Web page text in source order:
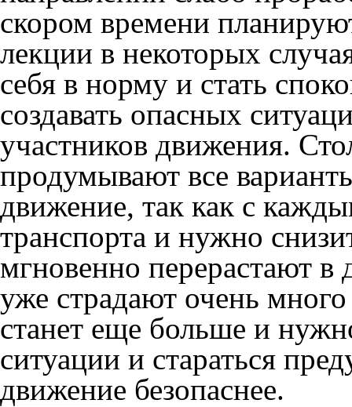
скором времени
лекции в некоторых
себя в норму и стать
создавать опасных
участников движения.
продумывают все
движение, так как с
транспорта и нужно
мгновенно перерастают
уже страдают очень
станет еще больше и
ситуации и стараться
движение безопаснее.